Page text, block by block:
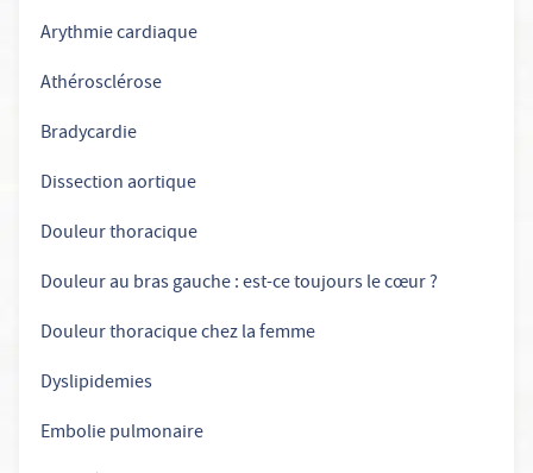
Arythmie cardiaque
Athérosclérose
Bradycardie
Dissection aortique
Douleur thoracique
Douleur au bras gauche : est-ce toujours le cœur ?
Douleur thoracique chez la femme
Dyslipidemies
Embolie pulmonaire